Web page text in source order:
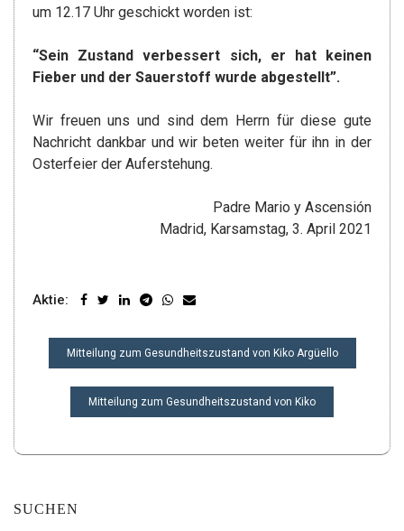
um 12.17 Uhr geschickt worden ist:
“Sein Zustand verbessert sich, er hat keinen
Fieber und der Sauerstoff wurde abgestellt”.
Wir freuen uns und sind dem Herrn für diese gute
Nachricht dankbar und wir beten weiter für ihn in der
Osterfeier der Auferstehung.
Padre Mario y Ascensión
Madrid, Karsamstag, 3. April 2021
Aktie:
BEITRAGSNAVIGATION
Mitteilung zum Gesundheitszustand von Kiko Argüello
Mitteilung zum Gesundheitszustand von Kiko
SUCHEN